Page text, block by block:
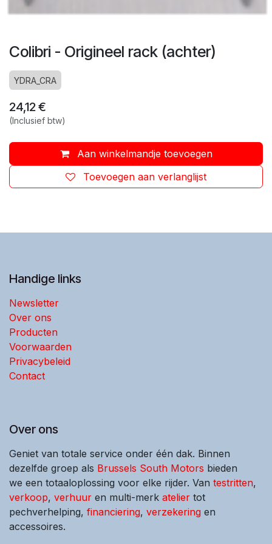
Colibri - Origineel rack (achter)
YDRA_CRA
24,12€
(Inclusief btw)
Aan winkelmandje toevoegen
Toevoegen aan verlanglijst
Handige links
Newsletter
Over ons
Producten
Voorwaarden
Privacybeleid
Contact
Over ons
Geniet van totale service onder één dak. Binnen
dezelfde groep als Brussels South Motors bieden
we een totaaloplossing voor elke rijder. Van testritten,
verkoop, verhuur en multi-merk atelier tot
pechverhelping, financiering, verzekering en
accessoires.